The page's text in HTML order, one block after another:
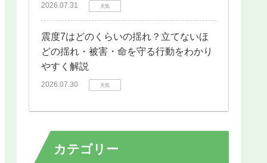
2026.07.31 天気
震度7はどのくらいの揺れ？立てないほ
どの揺れ・被害・命を守る行動をわかり
やすく解説
2026.07.30 天気
カテゴリー